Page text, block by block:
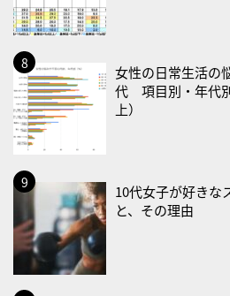
・菜の日
・血管内破砕術（IVL）の日
2026/09/01(火)
・がん征圧月間
・世界アルツハイマー月間
・健康増進普及月間
・歯ヂカラ探究月間
・職場の健康診断実施強化月間
・大腸がん検診の日
・防災の日
2026/09/02(水)
女性の日常生活の
代 項目別・年代
上）
10代女子が好きな
と、その理由